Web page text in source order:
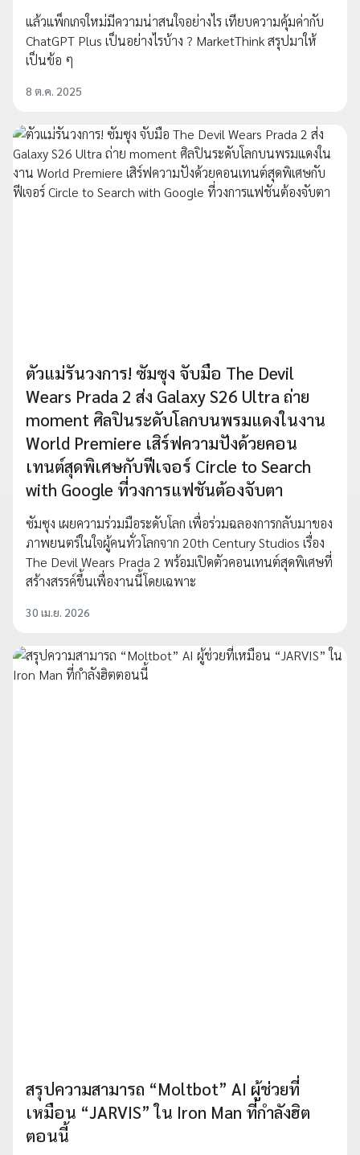
แล้วแพ็กเกจใหม่มีความน่าสนใจอย่างไร เทียบความคุ้มค่ากับ
ChatGPT Plus เป็นอย่างไรบ้าง ? MarketThink สรุปมาให้
เป็นข้อ ๆ
8 ต.ค. 2025
ตัวแม่รันวงการ! ซัมซุง จับมือ The Devil
Wears Prada 2 ส่ง Galaxy S26 Ultra ถ่าย
moment ศิลปินระดับโลกบนพรมแดงในงาน
World Premiere เสิร์ฟความปังด้วยคอน
เทนต์สุดพิเศษกับฟีเจอร์ Circle to Search
with Google ที่วงการแฟชันต้องจับตา
ซัมซุง เผยความร่วมมือระดับโลก เพื่อร่วมฉลองการกลับมาของ
ภาพยนตร์ในใจผู้คนทั่วโลกจาก 20th Century Studios เรื่อง
The Devil Wears Prada 2 พร้อมเปิดตัวคอนเทนต์สุดพิเศษที่
สร้างสรรค์ขึ้นเพื่องานนี้โดยเฉพาะ
30 เม.ย. 2026
สรุปความสามารถ “Moltbot” AI ผู้ช่วยที่
เหมือน “JARVIS” ใน Iron Man ที่กำลังฮิต
ตอนนี้